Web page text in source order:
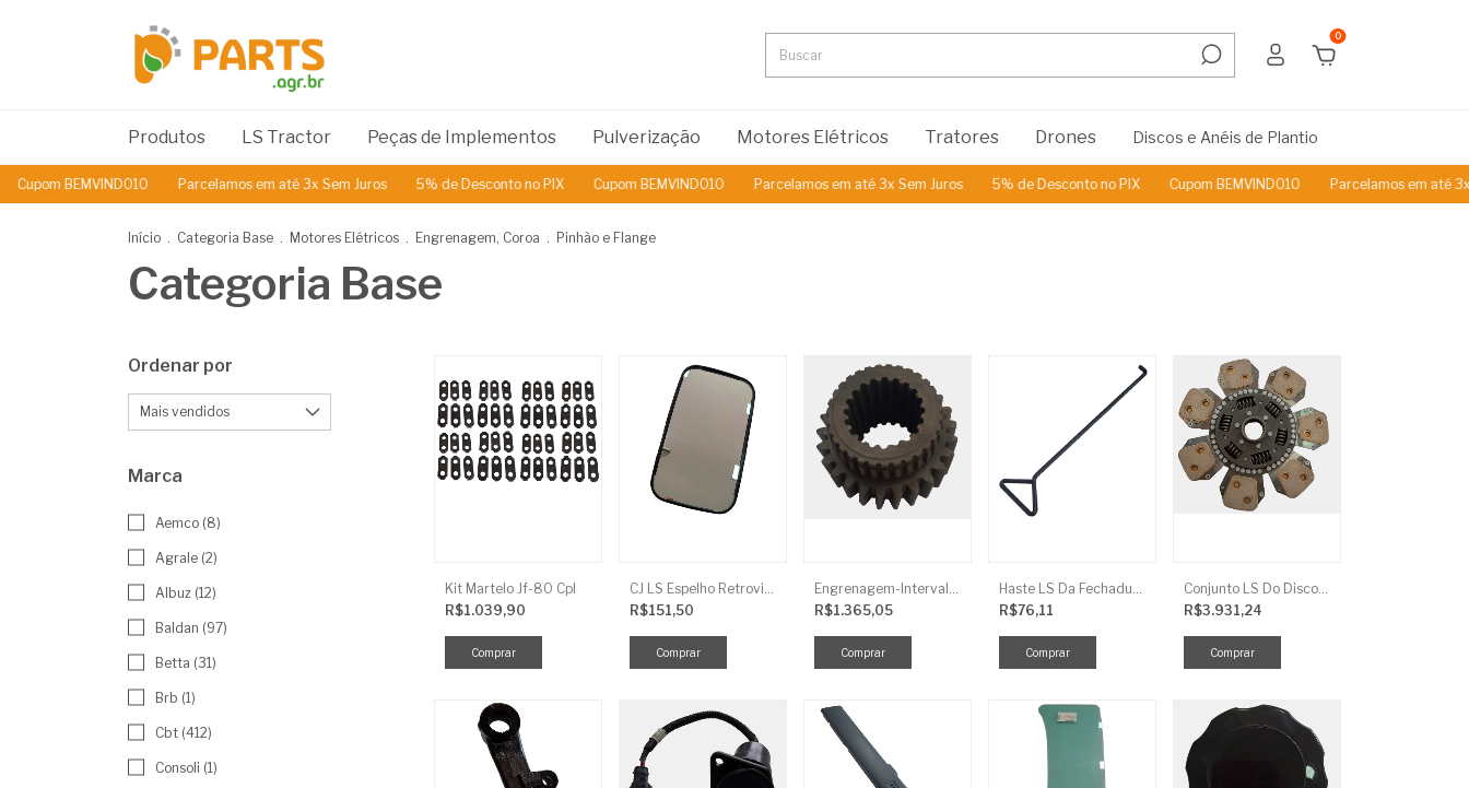
0
Produtos LS Tractor Peças de Implementos Pulverização Motores Elétricos Tratores Drones Discos e Anéis de Plantio
Parcelamos em até 3x Sem Juros 5% de Desconto no PIX Cupom BEMVINDO10 Parcelamos em até 3x Sem Juros 5% de Desconto no PIX Cupom BEMVINDO10 Parcelamos em até 3x Sem Juros
Início . Categoria Base . Motores Elétricos . Engrenagem, Coroa . Pinhão e Flange
Categoria Base
Ordenar por
Marca
Aemco (8)
Agrale (2)
Albuz (12)
Baldan (97)
Betta (31)
Brb (1)
Cbt (412)
Consoli (1)
Kit Martelo Jf-80 Cpl
R$1.039,90
CJ LS Espelho Retrovisor
R$151,50
Engrenagem-Intervalo Contador Direção-TR
R$1.365,05
Haste LS Da Fechadura TRG 830
R$76,11
Conjunto LS Do Disco De Embreagem TRG250
R$3.931,24